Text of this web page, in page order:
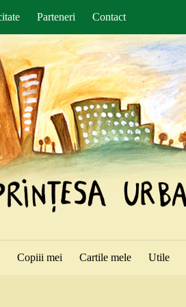
Parteneri Contact
Copiii mei Cartile mele Utile